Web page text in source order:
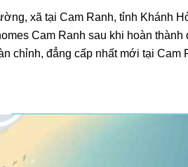
xã tại Cam Ranh, tỉnh Khánh
Cam Ranh sau khi hoàn thành
chỉnh, đẳng cấp nhất mới tại Cam